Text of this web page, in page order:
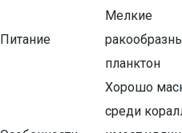
Питание
Мелкие
планктон
Хорошо
среди